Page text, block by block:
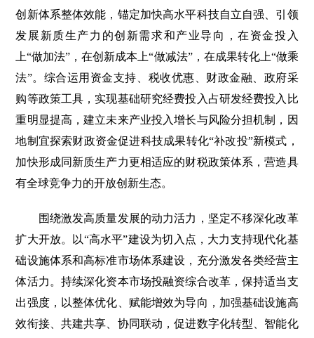
创新体系整体效能，锚定加快高水平科技自立自强、引领
发展新质生产力的创新需求和产业导向，在资金投入
上“做加法”，在创新成本上“做减法”，在成果转化上“做乘
法”。综合运用资金支持、税收优惠、财政金融、政府采
购等政策工具，实现基础研究经费投入占研发经费投入比
重明显提高，建立未来产业投入增长与风险分担机制，因
地制宜探索财政资金促进科技成果转化“补改投”新模式，
加快形成同新质生产力更相适应的财税政策体系，营造具
有全球竞争力的开放创新生态。
围绕激发高质量发展的动力活力，坚定不移深化改革
扩大开放。以“高水平”建设为切入点，大力支持现代化基
础设施体系和高标准市场体系建设，充分激发各类经营主
体活力。持续深化资本市场投融资综合改革，保持适当支
出强度，以整体优化、赋能增效为导向，加强基础设施高
效衔接、共建共享、协同联动，促进数字化转型、智能化